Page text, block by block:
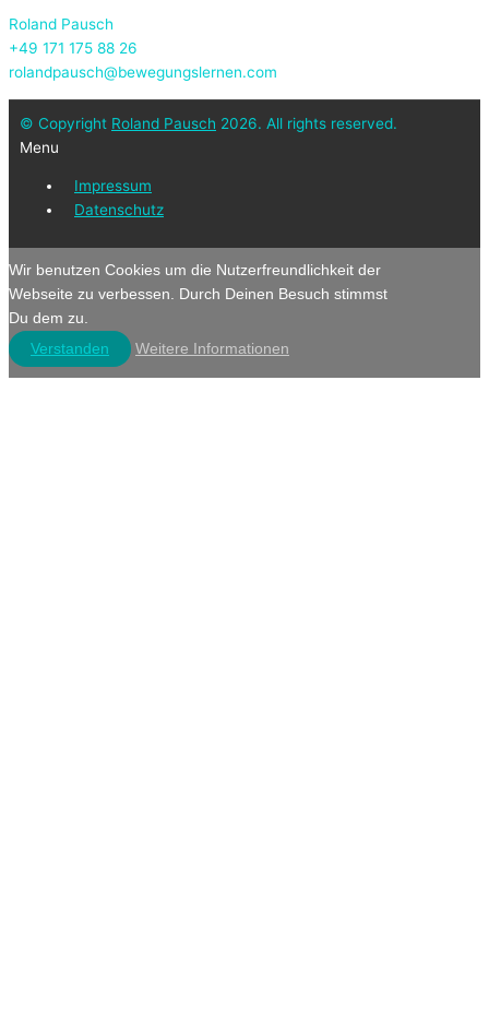
Roland Pausch
+49 171 175 88 26
rolandpausch@bewegungslernen.com
© Copyright Roland Pausch 2026. All rights reserved.
Menu
Impressum
Datenschutz
Wir benutzen Cookies um die Nutzerfreundlichkeit der
Webseite zu verbessen. Durch Deinen Besuch stimmst
Du dem zu.
Verstanden
Weitere Informationen